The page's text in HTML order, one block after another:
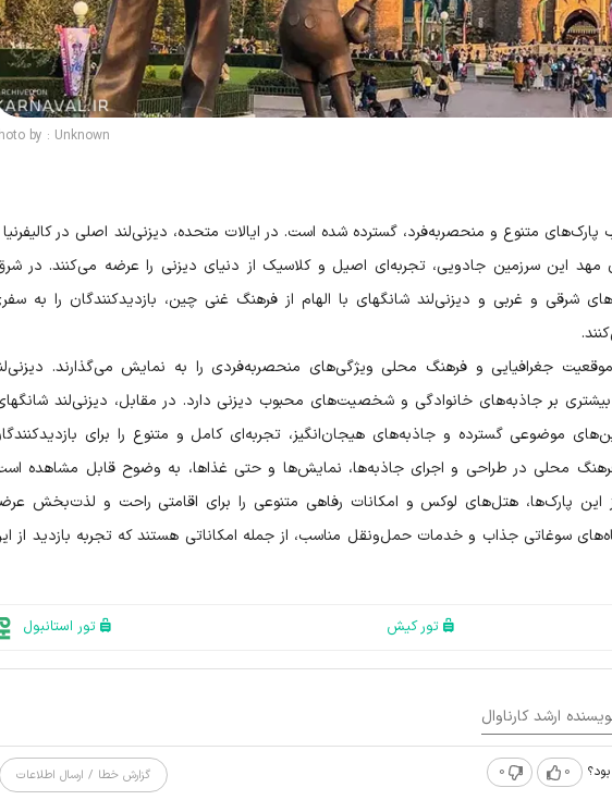
by : Unknown
متنوع و منحصربه‌فرد، گسترده شده است. در ایالات متحده، دیزنی‌لند اصلی در
مهد این سرزمین جادویی، تجربه‌ای اصیل و کلاسیک از دنیای دیزنی را عرضه می‌کنند. در
شرقی و غربی و دیزنی‌لند شانگهای با الهام از فرهنگ غنی چین، بازدیدکنندگان را به
جغرافیایی و فرهنگ محلی ویژگی‌های منحصربه‌فردی را به نمایش می‌گذارند.
بر جاذبه‌های خانوادگی و شخصیت‌های محبوب دیزنی دارد. در مقابل، دیزنی‌لند
موضوعی گسترده و جاذبه‌های هیجان‌انگیز، تجربه‌ای کامل و متنوع را برای
فرهنگ محلی در طراحی و اجرای جاذبه‌ها، نمایش‌ها و حتی غذاها، به وضوح قابل مشاهده
این پارک‌ها، هتل‌های لوکس و امکانات رفاهی متنوعی را برای اقامتی راحت و لذت‌بخش
سوغاتی جذاب و خدمات حمل‌ونقل مناسب، از جمله امکاناتی هستند که تجربه بازدید از
تور کیش تور استانبول
ارشد کارناوال
0
0 گزارش خطا / ارسال اطلاعات